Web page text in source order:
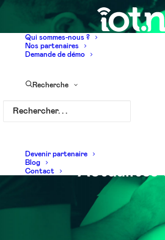
Qui sommes-nous ?
Nos partenaires
Demande de démo
Recherche
Devenir partenaire
Blog
Contact
Actualités